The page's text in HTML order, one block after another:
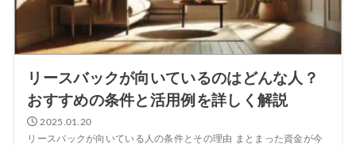
リースバックが向いているのはどんな人？
おすすめの条件と活用例を詳しく解説
2025.01.20
リースバックが向いている人の条件とその理由 まとまった資金が今